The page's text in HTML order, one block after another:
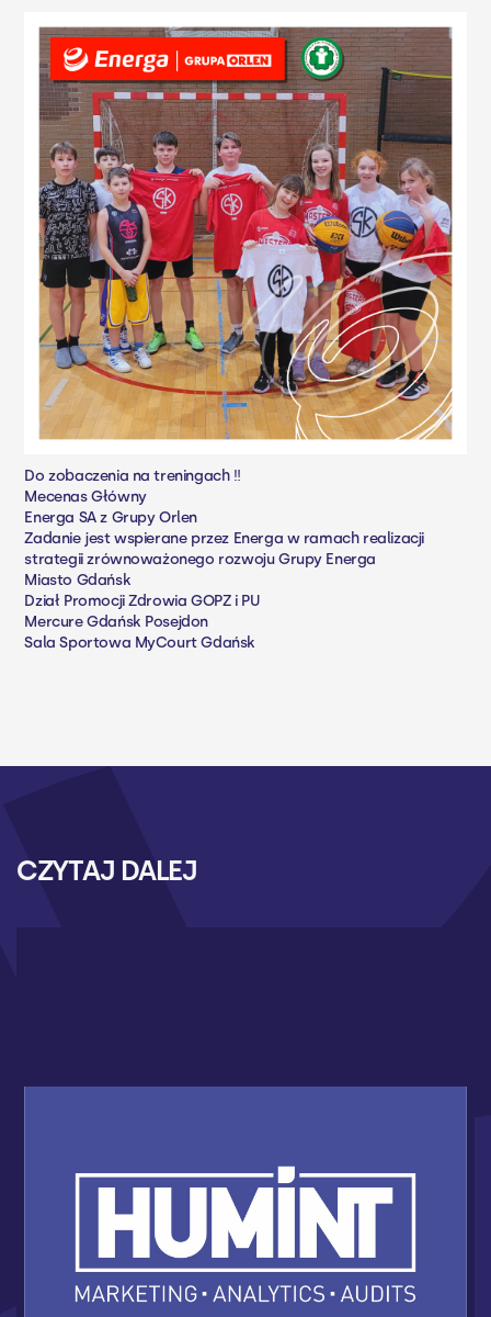
Do zobaczenia na treningach ‼️
Mecenas Główny
Energa SA z Grupy Orlen
Zadanie jest wspierane przez Energa w ramach realizacji
strategii zrównoważonego rozwoju Grupy Energa
Miasto Gdańsk
Dział Promocji Zdrowia GOPZ i PU
Mercure Gdańsk Posejdon
Sala Sportowa MyCourt Gdańsk
CZYTAJ DALEJ
HUMINT NOWYM PARTNEREM AKADEMII
KOSZYKÓWKI 3X3